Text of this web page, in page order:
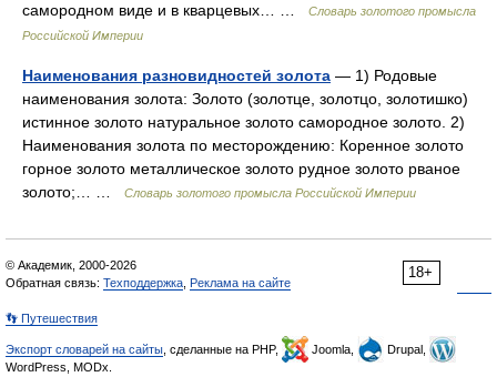
самородном виде и в кварцевых… …
Словарь золотого промысла
Российской Империи
Наименования разновидностей золота — 1) Родовые
наименования золота: Золото (золотце, золотцо, золотишко)
истинное золото натуральное золото самородное золото. 2)
Наименования золота по месторождению: Коренное золото
горное золото металлическое золото рудное золото рваное
золото;… …
Словарь золотого промысла Российской Империи
18+
© Академик, 2000-2026
Обратная связь: Техподдержка Реклама на сайте
👣 Путешествия
Экспорт словарей на сайты , сделанные на PHP, Joomla,
Drupal,
WordPress, MODx.